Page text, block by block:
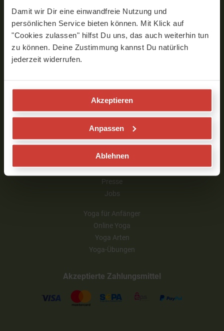
Damit wir Dir eine einwandfreie Nutzung und
persönlichen Service bieten können. Mit Klick auf
"Cookies zulassen" hilfst Du uns, das auch weiterhin tun
zu können. Deine Zustimmung kannst Du natürlich
jederzeit widerrufen.
Akzeptieren
Anpassen
Ablehnen
Service
Über YogaMeHome
Kontakt
Preise
Widerrufsbelehrung
Impressum
Partner werden
Business Yoga für Unternehmen
Unsere Partner
Presse
Jobs
Yoga für Anfänger
Online Yoga
Yoga Arten
Yoga-Übungen
Akzeptierte Zahlungsmittel